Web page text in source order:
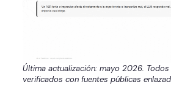
Última actualización: mayo 2026.
verificados con fuentes públicas